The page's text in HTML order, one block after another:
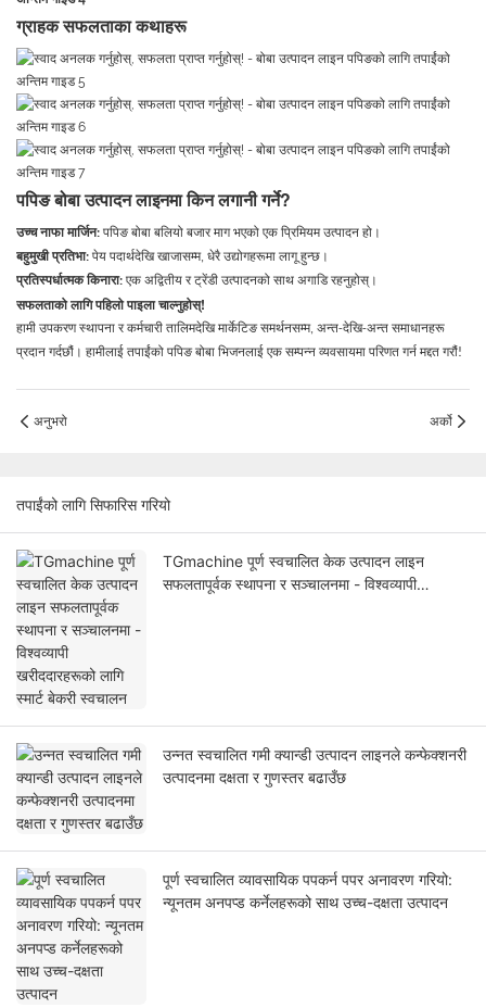
ग्राहक सफलताका कथाहरू
पपिङ बोबा उत्पादन लाइनमा किन लगानी गर्ने?
उच्च नाफा मार्जिन: पपिङ बोबा बलियो बजार माग भएको एक प्रिमियम उत्पादन हो।
बहुमुखी प्रतिभा: पेय पदार्थदेखि खाजासम्म, धेरै उद्योगहरूमा लागू हुन्छ।
प्रतिस्पर्धात्मक किनारा: एक अद्वितीय र ट्रेंडी उत्पादनको साथ अगाडि रहनुहोस्।
सफलताको लागि पहिलो पाइला चाल्नुहोस्!
हामी उपकरण स्थापना र कर्मचारी तालिमदेखि मार्केटिङ समर्थनसम्म, अन्त-देखि-अन्त समाधानहरू
प्रदान गर्दछौं। हामीलाई तपाईंको पपिङ बोबा भिजनलाई एक सम्पन्न व्यवसायमा परिणत गर्न मद्दत गरौं!
अनुभरो अर्को
तपाईंको लागि सिफारिस गरियो
TGmachine पूर्ण स्वचालित केक उत्पादन लाइन
सफलतापूर्वक स्थापना र सञ्चालनमा - विश्वव्यापी
उन्नत स्वचालित गमी क्यान्डी उत्पादन लाइनले कन्फेक्शनरी
उत्पादनमा दक्षता र गुणस्तर बढाउँछ
पूर्ण स्वचालित व्यावसायिक पपकर्न पपर अनावरण गरियो:
न्यूनतम अनपप्ड कर्नेलहरूको साथ उच्च-दक्षता उत्पादन